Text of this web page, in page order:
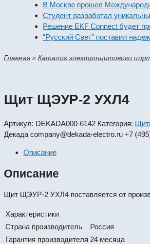
В Москве прошел Международный
Студент разработал уникальный
Решение EKF Connect будет
“Русский Свет” поставил
Главная»Каталог электрощитового
Щит ЩЭУР-2 УХЛ4
Артикул: DEKADA000-6142 Категория:
Декада company@dekada-electro.ru +7
Описание
Описание
Щит ЩЭУР-2 УХЛ4 поставляется от
Характеристики
Страна производитель
Россия
Гарантия производителя 24 месяца